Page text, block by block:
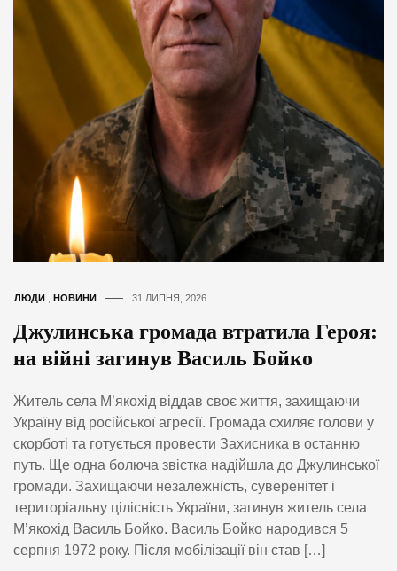
ЛЮДИ НОВИНИ 31 ЛИПНЯ, 2026
Джулинська громада втратила Героя:
на війні загинув Василь Бойко
Житель села М’якохід віддав своє життя, захищаючи
Україну від російської агресії. Громада схиляє голови у
скорботі та готується провести Захисника в останню
путь. Ще одна болюча звістка надійшла до Джулинської
громади. Захищаючи незалежність, суверенітет і
територіальну цілісність України, загинув житель села
М’якохід Василь Бойко. Василь Бойко народився 5
серпня 1972 року. Після мобілізації він став […]